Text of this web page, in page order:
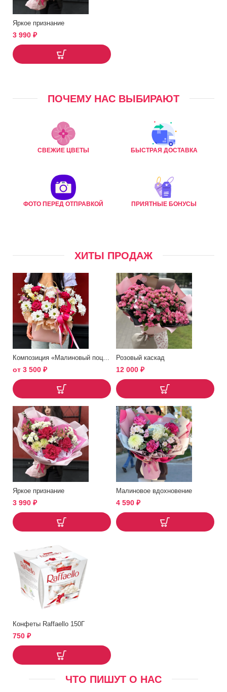
Яркое признание
3 990 ₽
ПОЧЕМУ НАС ВЫБИРАЮТ
СВЕЖИЕ ЦВЕТЫ БЫСТРАЯ ДОСТАВКА
ФОТО ПЕРЕД ОТПРАВКОЙ ПРИЯТНЫЕ БОНУСЫ
ХИТЫ ПРОДАЖ
от 3 500 ₽
Розовый каскад
12 000 ₽
Яркое признание
3 990 ₽
Малиновое вдохновение
4 590 ₽
Конфеты Raffaello 150Г
750 ₽
ЧТО ПИШУТ О НАС